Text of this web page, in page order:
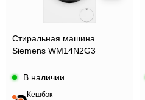
Стиральная машина
Siemens WM14N2G3
В наличии
Кешбэк